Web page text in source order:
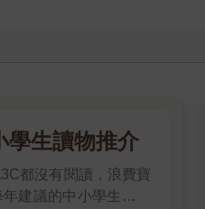
學生讀物推介
都沒有閱讀，浪費寶
建議的中小學生讀物